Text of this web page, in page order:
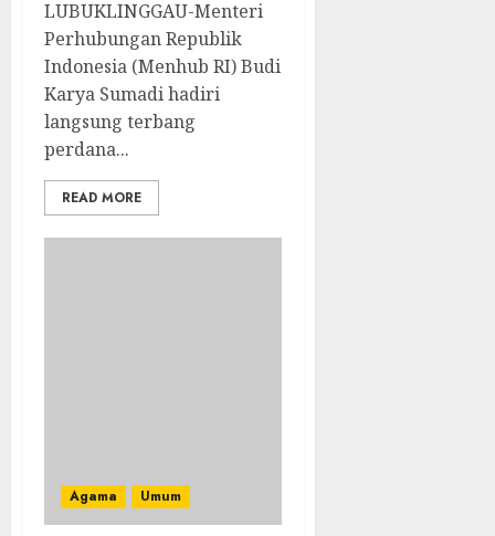
LUBUKLINGGAU-Menteri
Perhubungan Republik
Indonesia (Menhub RI) Budi
Karya Sumadi hadiri
langsung terbang
perdana...
READ MORE
Agama Umum